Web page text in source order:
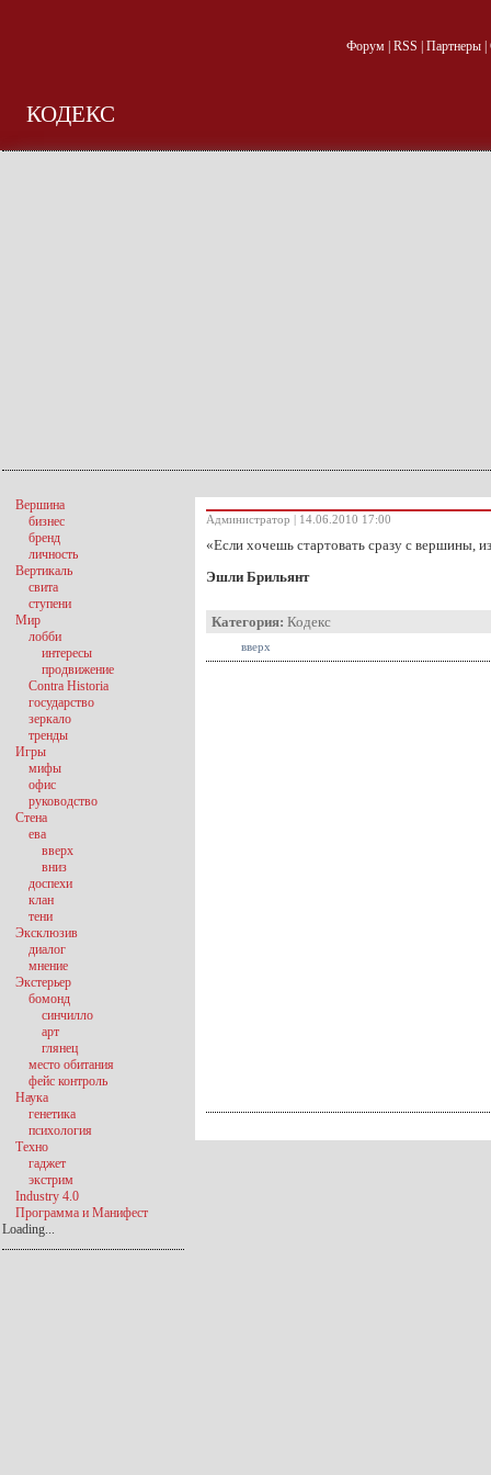
Форум| RSS Партнеры|
КОДЕКС
Администратор | 14.06.2010 17:00
«Если хочешь стартовать сразу с вершины,
Эшли Брильянт
Категория: Кодекс
вверх
Вершина
бизнес
бренд
личность
Вертикаль
свита
ступени
Мир
лобби
интересы
продвижение
Contra Historia
государство
зеркало
тренды
Игры
мифы
офис
руководство
Стена
ева
вверх
вниз
доспехи
клан
тени
Эксклюзив
диалог
мнение
Экстерьер
бомонд
синчилло
арт
глянец
место обитания
фейс контроль
Наука
генетика
психология
Техно
гаджет
экстрим
Industry 4.0
Программа и Манифест
Loading...